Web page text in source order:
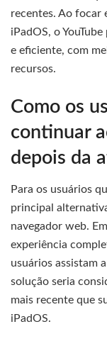
recentes. Ao focar
iPadOS, o
e eficiente, com
recursos.
Como os
continuar
depois da
Para os usuários
principal
navegador web.
experiência
usuários assistam
solução seria
mais recente que
iPadOS.